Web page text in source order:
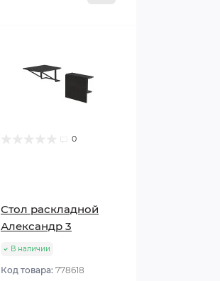
0
Стол раскладной
Александр 3
В наличии
Код товара: 778618